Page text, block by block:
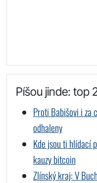
Píšou jinde: top
Proti Babišovi i za
odhaleny
Kde jsou ti hlídací
kauzy bitcoin
Zlínský kraj: V